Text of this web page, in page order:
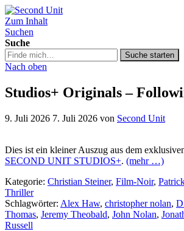
Second Unit
Zum Inhalt
Suchen
Suche
Suche
in
podcast.de/
Suche starten
Nach oben
Studios+ Originals –
9. Juli 2026 7. Juli 2026 von Second Unit
Dies ist ein kleiner Auszug aus dem
SECOND UNIT STUDIOS+. (mehr …)
Kategorie: Christian Steiner, Film-Noir,
Thriller
Schlagwörter: Alex Haw, christopher nolan,
Thomas, Jeremy Theobald, John Nolan,
Russell